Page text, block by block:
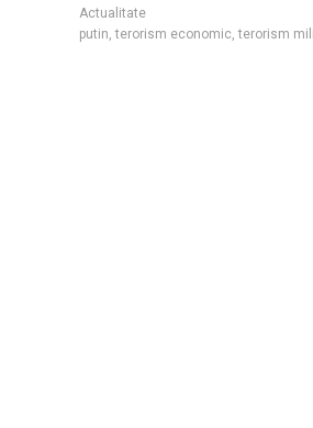
Actualitate
putin ,terorism economic ,terorism